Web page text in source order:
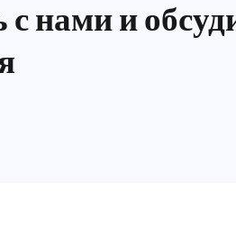
нами и